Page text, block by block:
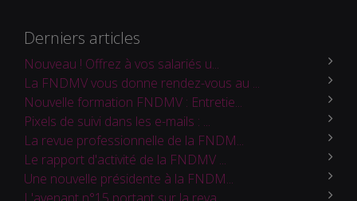
Derniers articles
Nouveau ! Offrez à vos salariés u...
La FNDMV vous donne rendez-vous au ...
Nouvelle formation FNDMV : Entretie...
Pixels de suivi dans les e-mails : ...
La revue professionnelle de la FNDM...
Le rapport d'activité de la FNDMV ...
Une nouvelle présidente à la FNDM...